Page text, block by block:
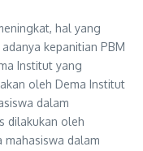
hal yang
kepanitian PBM
Institut yang
oleh Dema Institut
dalam
dilakukan oleh
mahasiswa dalam